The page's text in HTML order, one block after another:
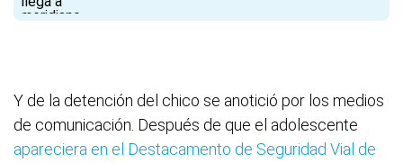
Y de la detención del chico se anotició por los medios
de comunicación. Después de que el adolescente
apareciera en el Destacamento de Seguridad Vial de